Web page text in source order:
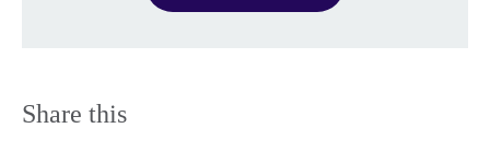
Share this